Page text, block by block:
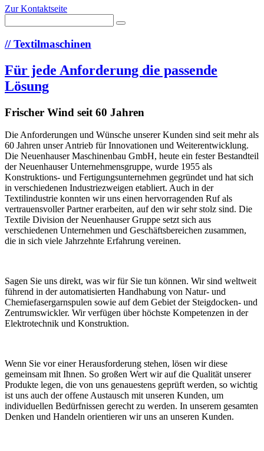
Zur Kontaktseite
//Textilmaschinen
Für jede Anforderung die passende
Lösung
Frischer Wind seit 60 Jahren
Die Anforderungen und Wünsche unserer Kunden sind seit mehr als
60 Jahren unser Antrieb für Innovationen und Weiterentwicklung.
Die Neuenhauser Maschinenbau GmbH, heute ein fester Bestandteil
der Neuenhauser Unternehmensgruppe, wurde 1955 als
Konstruktions- und Fertigungsunternehmen gegründet und hat sich
in verschiedenen Industriezweigen etabliert. Auch in der
Textilindustrie konnten wir uns einen hervorragenden Ruf als
vertrauensvoller Partner erarbeiten, auf den wir sehr stolz sind. Die
Textile Division der Neuenhauser Gruppe setzt sich aus
verschiedenen Unternehmen und Geschäftsbereichen zusammen,
die in sich viele Jahrzehnte Erfahrung vereinen.
Sagen Sie uns direkt, was wir für Sie tun können. Wir sind weltweit
führend in der automatisierten Handhabung von Natur- und
Chemiefasergarnspulen sowie auf dem Gebiet der Steigdocken- und
Zentrumswickler. Wir verfügen über höchste Kompetenzen in der
Elektrotechnik und Konstruktion.
Wenn Sie vor einer Herausforderung stehen, lösen wir diese
gemeinsam mit Ihnen. So großen Wert wir auf die Qualität unserer
Produkte legen, die von uns genauestens geprüft werden, so wichtig
ist uns auch der offene Austausch mit unseren Kunden, um
individuellen Bedürfnissen gerecht zu werden. In unserem gesamten
Denken und Handeln orientieren wir uns an unseren Kunden.